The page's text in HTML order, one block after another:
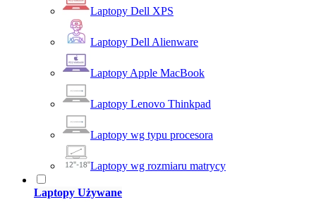
Laptopy Dell XPS
Laptopy Dell Alienware
Laptopy Apple MacBook
Laptopy Lenovo Thinkpad
Laptopy wg typu procesora
Laptopy wg rozmiaru matrycy
Laptopy Używane